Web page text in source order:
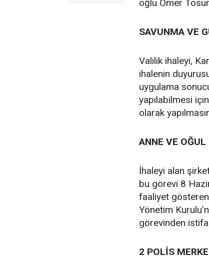
oğlu Ömer
SAVUNMA VE
Valilik ihaleyi,
ihalenin
uygulama
yapılabilmesi
olarak
ANNE VE OĞUL
İhaleyi alan
bu görevi 8
faaliyet
Yönetim
görevinden
2 POLİS